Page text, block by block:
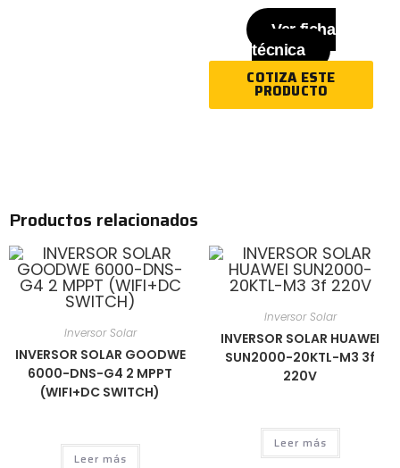
Ver ficha
técnica
COTIZA ESTE
PRODUCTO
Productos relacionados
Inversor Solar
INVERSOR SOLAR GOODWE
6000-DNS-G4 2 MPPT
(WIFI+DC SWITCH)
Leer más
Inversor Solar
INVERSOR SOLAR HUAWEI
SUN2000-20KTL-M3 3f
220V
Leer más